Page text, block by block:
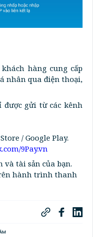
khách hàng cung cấp
nhân qua điện thoại,
gửi từ các kênh
/ Google Play.
9Pay.vn
và tài sản của bạn.
hành trình thanh